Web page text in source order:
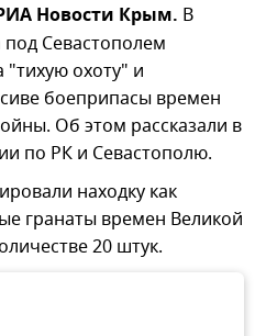
Новости Крым. В
под Севастополем
охоту" и
боеприпасы времен
Об этом рассказали в
по РК и Севастополю.
находку как
гранаты времен Великой
20 штук.